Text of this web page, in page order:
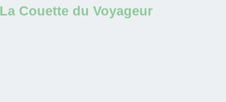
La Couette du Voyageur